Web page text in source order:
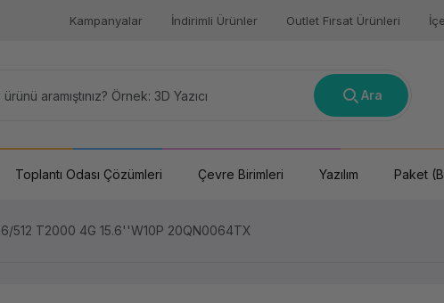
Kampanyalar İndirimli Ürünler Outlet Fırsat Ürünleri
Ara
Toplantı Odası Çözümleri Çevre Birimleri Yazılım Paket
512 T2000 4G 15.6''W10P 20QN0064TX